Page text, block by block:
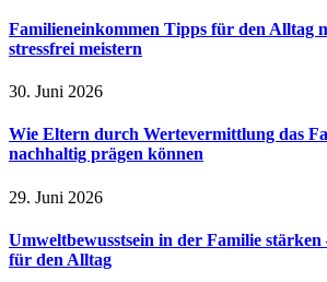
Familieneinkommen Tipps für den Alltag
stressfrei meistern
30. Juni 2026
Wie Eltern durch Wertevermittlung das
nachhaltig prägen können
29. Juni 2026
Umweltbewusstsein in der Familie
für den Alltag